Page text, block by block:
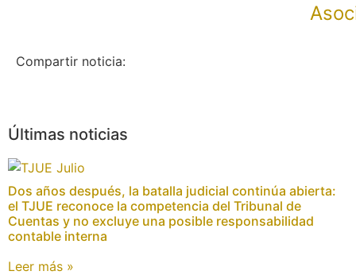
Compartir noticia:
Últimas noticias
Dos años después, la batalla judicial continúa abierta:
el TJUE reconoce la competencia del Tribunal de
Cuentas y no excluye una posible responsabilidad
contable interna
Leer más »